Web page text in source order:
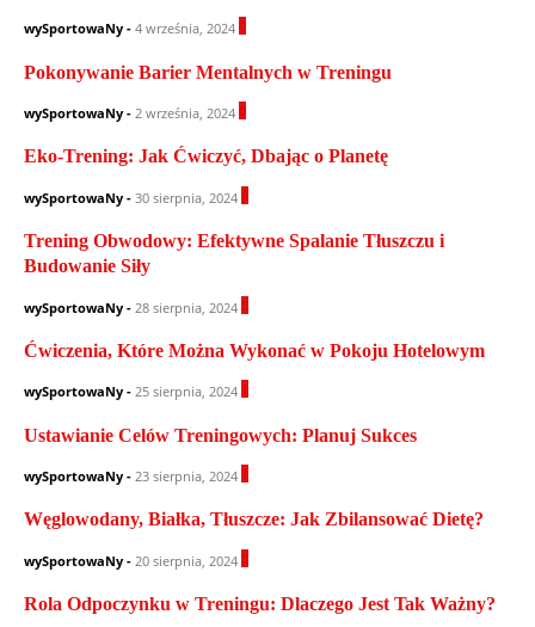
wySportowaNy - 4 września, 2024
Pokonywanie Barier Mentalnych w Treningu
wySportowaNy - 2 września, 2024
Eko-Trening: Jak Ćwiczyć, Dbając o Planetę
wySportowaNy - 30 sierpnia, 2024
Trening Obwodowy: Efektywne Spalanie Tłuszczu i
Budowanie Siły
wySportowaNy - 28 sierpnia, 2024
Ćwiczenia, Które Można Wykonać w Pokoju Hotelowym
wySportowaNy - 25 sierpnia, 2024
Ustawianie Celów Treningowych: Planuj Sukces
wySportowaNy - 23 sierpnia, 2024
Węglowodany, Białka, Tłuszcze: Jak Zbilansować Dietę?
wySportowaNy - 20 sierpnia, 2024
Rola Odpoczynku w Treningu: Dlaczego Jest Tak Ważny?